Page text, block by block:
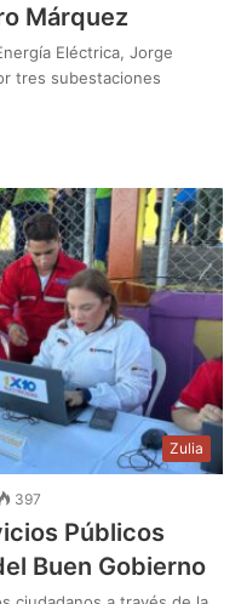
Márquez
Eléctrica, Jorge
tres subestaciones
Zulia
397
Públicos
Buen Gobierno